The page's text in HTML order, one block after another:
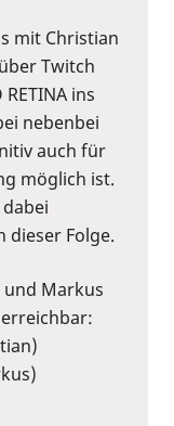
mit Christian
Twitch
ins
nebenbei
auch für
möglich ist.
Folge.
und Markus